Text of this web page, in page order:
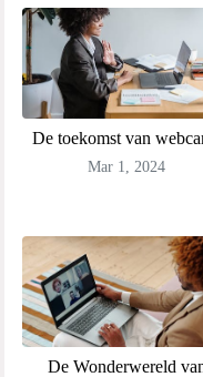
De toekomst van
Mar 1, 2024
De Wonderwereld